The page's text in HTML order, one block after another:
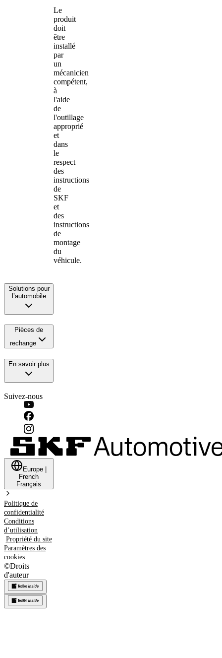
Le
produit
doit
être
installé
par
un
mécanicien
compétent,
à
l'aide
de
l'outillage
approprié
et
dans
le
respect
des
instructions
de
SKF
et
des
instructions
de
montage
du
véhicule.
Solutions pour
l’automobile
Pièces de
rechange
En savoir plus
Suivez-nous
Europe
French
Français
Politique de
confidentialité
Conditions
d’utilisation
Propriété du site
Paramètres des
cookies
©Droits
d'auteur